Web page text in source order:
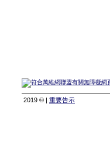
2019 © | 重要告示